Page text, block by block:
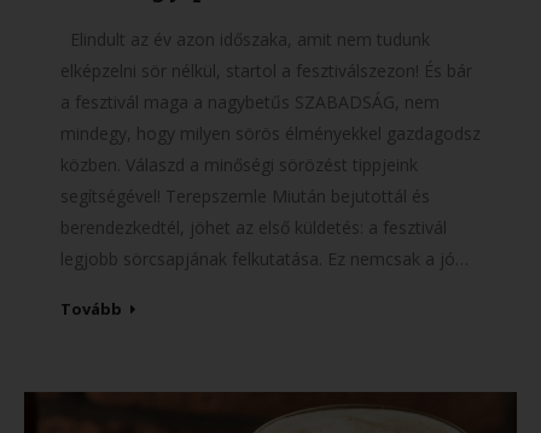
Elindult az év azon időszaka, amit nem tudunk
elképzelni sör nélkül, startol a fesztiválszezon! És bár
a fesztivál maga a nagybetűs SZABADSÁG, nem
mindegy, hogy milyen sörös élményekkel gazdagodsz
közben. Válaszd a minőségi sörözést tippjeink
segítségével! Terepszemle Miután bejutottál és
berendezkedtél, jöhet az első küldetés: a fesztivál
legjobb sörcsapjának felkutatása. Ez nemcsak a jó…
Tovább